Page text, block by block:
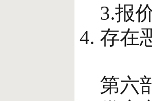
3.报
存在
第六